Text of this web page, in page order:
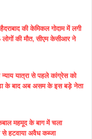
की केमिकल गोदाम में लगी
की मौत, सीएम केसीआर ने
यात्रा से पहले कांग्रेस को
के बाद अब असम के इस बड़े नेता
महमूद के बाग में चला
हटवाया अवैध कब्जा